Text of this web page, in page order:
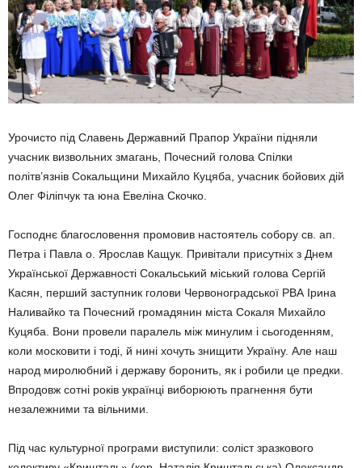
Урочисто під Славень Державний Прапор України підняли
учасник виз­вольних змагань, Почесний голова Спілки
політв’язнів Сокальщини Ми­хайло Куцяба, учасник бойових дій
Олег Філіпчук та юна Евеліна Скочко.
Господнє благословення промовив настоятель собору св. ап.
Петра і Павла о. Ярослав Кащук. Привітали присутніх з Днем
Української Держав­ності Сокальський міський голова Сер­гій
Касян, перший заступник голови Червоноградської РВА Ірина
Наливай­ко та Почесний громадянин міста Со­каля Михайло
Куцяба. Вони провели паралель між минулим і сьогоденням,
коли московити і тоді, й нині хочуть знищити Україну. Але наш
народ миро­любний і державу боронить, як і роби­ли це предки.
Впродовж сотні років українці виборюють прагнення бути
незалежними та вільними.
Під час культурної програми висту­пили: соліст зразкового